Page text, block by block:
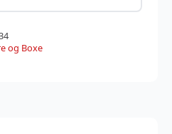
og Boxe